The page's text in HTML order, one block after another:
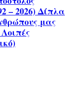
– 2026) Δίπλα
μας